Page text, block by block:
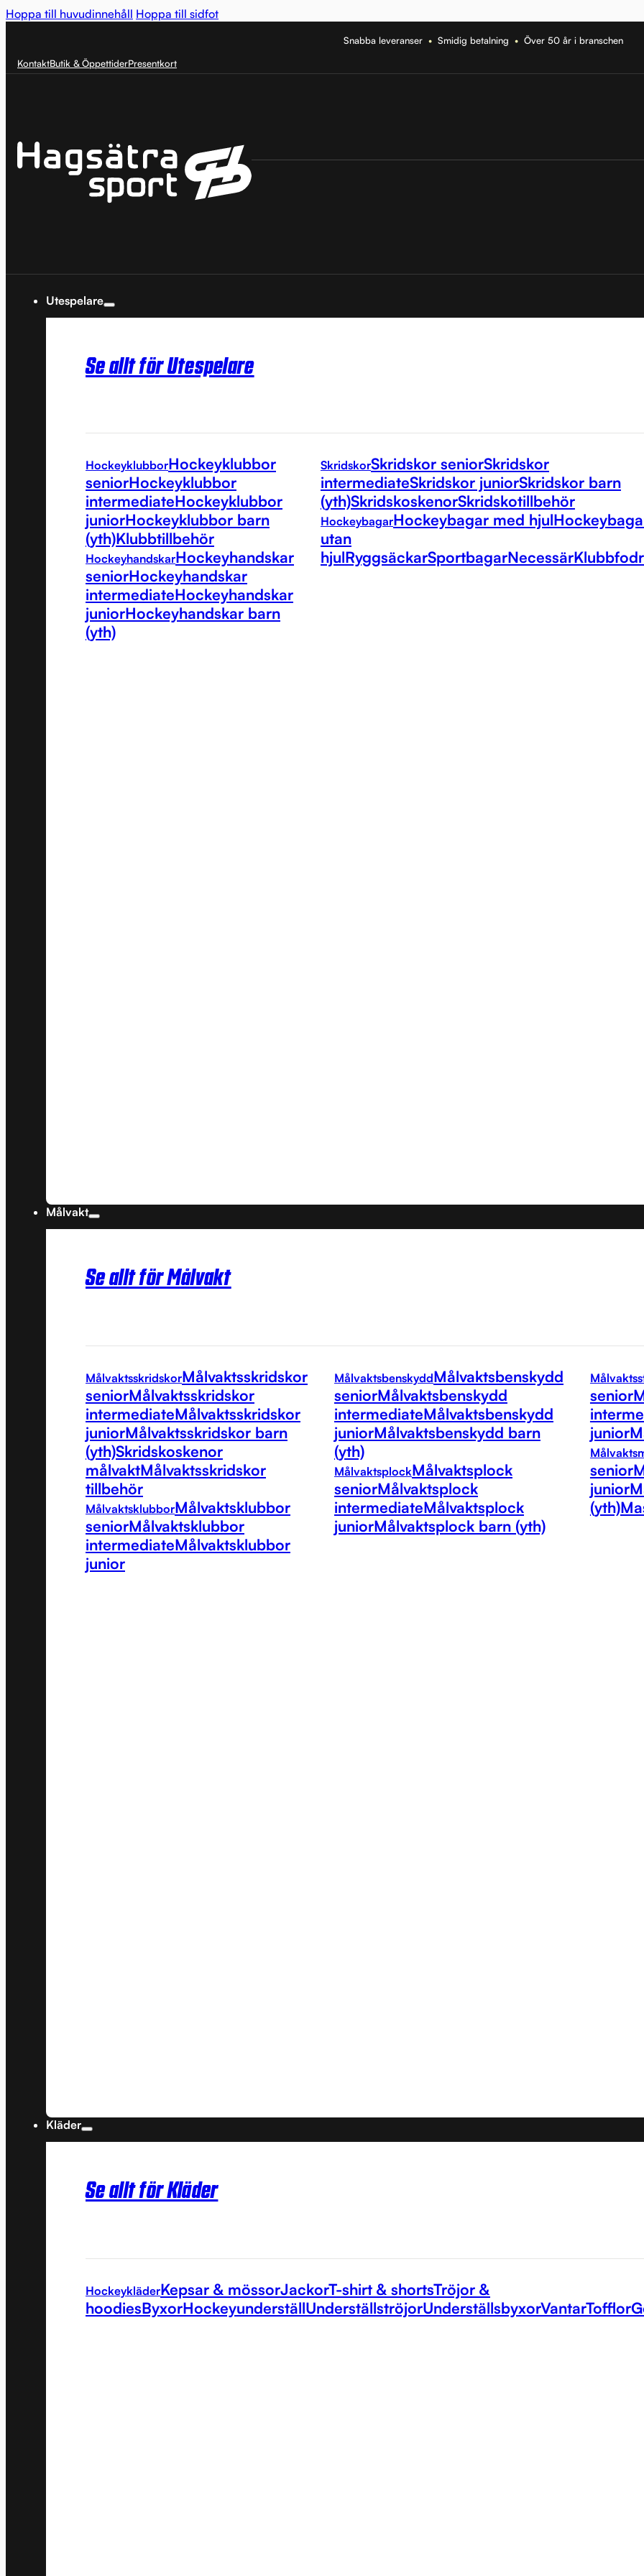
Hoppa till huvudinnehåll Hoppa till sidfot
Snabba leveranser •Smidig betalning •Över 50 år i branschen
KontaktButik & ÖppettiderPresentkort
Utespelare
Se allt för Utespelare
HockeyklubborHockeyklubbor
seniorHockeyklubbor
intermediateHockeyklubbor
juniorHockeyklubbor barn
(yth)Klubbtillbehör
HockeyhandskarHockeyhandskar
seniorHockeyhandskar
intermediateHockeyhandskar
juniorHockeyhandskar barn
(yth)
SkridskorSkridskor seniorSkridskor
intermediateSkridskor juniorSkridskor barn
(yth)SkridskoskenorSkridskotillbehör
HockeybagarHockeybagar med hjul
utan
hjulRyggsäckarSportbagarNecessär
Målvakt
Se allt för Målvakt
MålvaktsskridskorMålvaktsskridskor
seniorMålvaktsskridskor
intermediateMålvaktsskridskor
juniorMålvaktsskridskor barn
(yth)Skridskoskenor
målvaktMålvaktsskridskor
tillbehör
MålvaktsklubborMålvaktsklubbor
seniorMålvaktsklubbor
intermediateMålvaktsklubbor
junior
MålvaktsbenskyddMålvaktsbenskydd
seniorMålvaktsbenskydd
intermediateMålvaktsbenskydd
juniorMålvaktsbenskydd barn
(yth)
MålvaktsplockMålvaktsplock
seniorMålvaktsplock
intermediateMålvaktsplock
juniorMålvaktsplock barn (yth)
senior
junior
senior
junior
(yth)
Kläder
Se allt för Kläder
HockeykläderKepsar & mössorJackorT-shirt & shortsTröjor &
hoodiesByxorHockeyunderställUnderställströjorUnderställsbyxorVantarTofflor